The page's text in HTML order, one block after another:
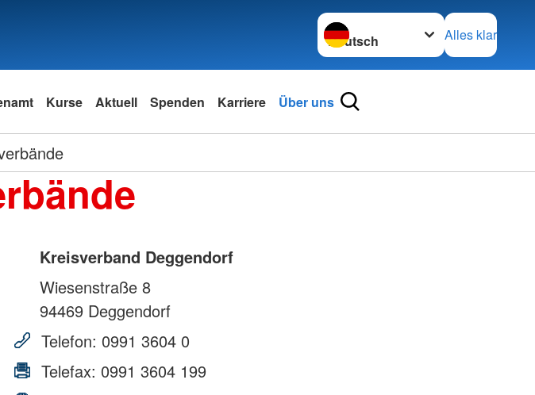
Sprache wechseln zu
Alles klar
Kurse Aktuell Spenden Karriere Über uns
Kreisverband Deggendorf
Wiesenstraße 8
94469 Deggendorf
Telefon: 0991 3604 0
Telefax: 0991 3604 199